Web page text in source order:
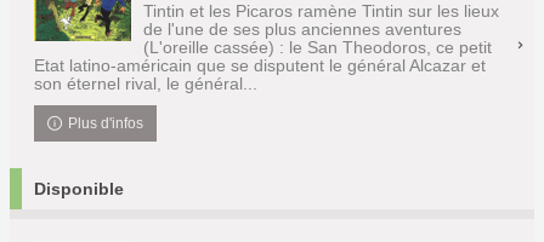
Tintin et les Picaros ramène Tintin sur les lieux
de l'une de ses plus anciennes aventures
(L'oreille cassée) : le San Theodoros, ce petit
Etat latino-américain que se disputent le général Alcazar et
son éternel rival, le général...
Plus d'infos
Disponible